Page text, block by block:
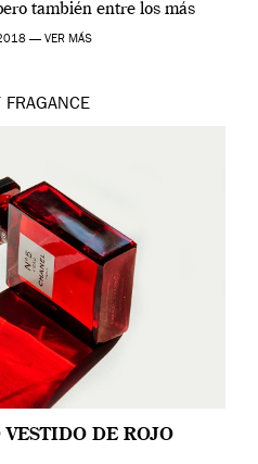
también entre los más
días ha […]
— VER MÁS
FRAGANCE
DE ROJO